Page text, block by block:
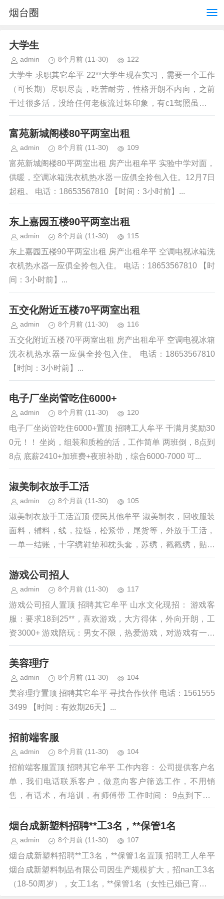
烟台圈
大学生
admin 8个月前 (11-30) 122
大学生 求职其它牟平 22**大学生现在实习，需要一个工作
（可长期）尽职尽责，吃苦耐劳，性格开朗不内向，之前
干过很多活，没给任何老板流过坏印象，有c1驾照虽然没
过实习期但是天天开车、车技很...
富苑新城阁楼80平两室出租
admin 8个月前 (11-30) 109
富苑新城阁楼80平两室出租 房产出租牟平 实验中学对面，
供暖，空调冰箱洗衣机热水器一应俱全拎包入住。12月7日
起租。 电话：18653567810 【时间：3小时前】...
东上嘉园五楼90平两室出租
admin 8个月前 (11-30) 115
东上嘉园五楼90平两室出租 房产出租牟平 空调电视冰箱洗
衣机热水器一应俱全拎包入住。 电话：18653567810 【时
间：3小时前】...
五交化附近五楼70平两室出租
admin 8个月前 (11-30) 116
五交化附近五楼70平两室出租 房产出租牟平 空调电视冰箱
洗衣机热水器一应俱全拎包入住。 电话：18653567810
【时间：3小时前】...
电子厂坐岗管吃住6000+
admin 8个月前 (11-30) 120
电子厂坐岗管吃住6000+置顶 招聘工人牟平 干满月奖励30
0元！！ 坐岗，组装和质检的活，工作简单 两班倒，8点到
8点 底薪2410+加班费+夜班补助，综合6000-7000 可...
淑美制衣放手工活
admin 8个月前 (11-30) 105
淑美制衣放手工活置顶 便民其他牟平 淑美制衣，回收服装
面料，辅料，线，拉链，松紧带，尾货等，外放手工活，
一单一结账，十字绣鞋垫和枕头套，苏绣，戳戳绣，贴钻
石画，私人定制字画装裱，勾拖鞋，勾...
游戏公司招人
admin 8个月前 (11-30) 117
游戏公司招人置顶 招聘其它牟平 山水文化现招： 游戏客
服：要求18到25**，喜欢游戏，大方得体，外向开朗，工
资3000+ 游戏陪玩：男女不限，热爱游戏，对游戏有一定
的理解，需考核，工...
美容理疗
admin 8个月前 (11-30) 104
美容理疗置顶 招聘其它牟平 寻找合作伙伴 电话：1561555
3499 【时间：有效期26天】...
招前端客服
admin 8个月前 (11-30) 104
招前端客服置顶 招聘其它牟平 工作内容： 公司提供客户名
单，我们电话联系客户，做意向客户筛选工作，不用销
售，有话术，有培训，有师傅带 工作时间： 9点到下午5
点，中午休息一个小时，月...
烟台成新塑料招聘**工3名，**保管1名
admin 8个月前 (11-30) 107
烟台成新塑料招聘**工3名，**保管1名置顶 招聘工人牟平
烟台成新塑料制品有限公司因生产规模扩大，招nan工3名
（18-50周岁），女工1名，**保管1名（女性已婚已育），